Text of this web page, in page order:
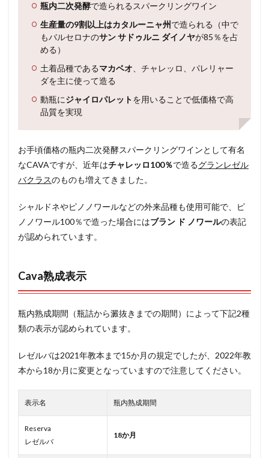
瓶内二次発酵で造られるスパークリングワイン
生産量の9割以上はカタルーニャ州で造られる（中で
もバルセロナのサン サドゥルニ ダイノヤが85％を占
める）
土着品種であるマカベオ 、チャレッロ、パレリャー
ダを主に使って造る
動瓶にジャイロパレットを用いることで低価格で高
品質を実現
お手頃価格の瓶内二次発酵スパークリングワインとして有名
なCAVAですが、近年はチャレッロ100％で造るグランレゼル
バクラスのものも増えてきました。
シャルドネやピノノワールなどの外来品種も使用可能で、ピ
ノノワール100％で造った場合にはブラン ド ノワールの表記
が認められています。
Cava熟成表示
瓶内熟成期間（瓶詰から澱抜きまでの期間）によって下記2種
類の表示が認められています。
レゼルバは2021年教本まで15か月の規定でしたが、2022年教
本から18か月に変更となっていますので注意してください。
表示名 瓶内熟成期間
Reserva
レゼルバ
18か月